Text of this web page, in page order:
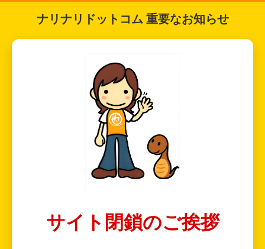
ナリナリドットコム 重要なお知らせ
サイト閉鎖のご挨拶